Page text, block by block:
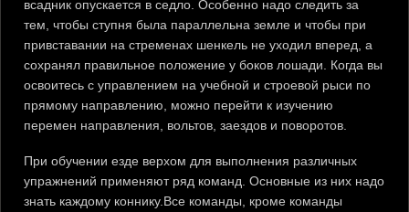
всадник опускается в седло. Особенно надо следить за
тем, чтобы ступня была параллельна земле и чтобы при
привставании на стременах шенкель не уходил вперед, а
сохранял правильное положение у боков лошади. Когда вы
освоитесь с управлением на учебной и строевой рыси по
прямому направлению, можно перейти к изучению
перемен направления, вольтов, заездов и поворотов.
При обучении езде верхом для выполнения различных
упражнений применяют ряд команд. Основные из них надо
знать каждому коннику.Все команды, кроме команды